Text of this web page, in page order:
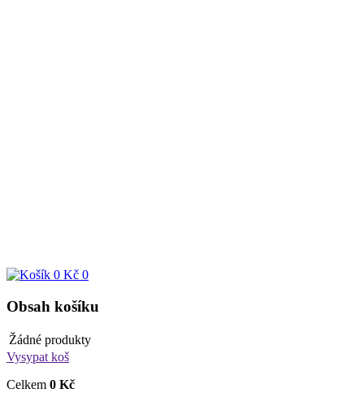
0 Kč 0
Obsah košíku
Žádné produkty
Vysypat koš
Celkem 0 Kč